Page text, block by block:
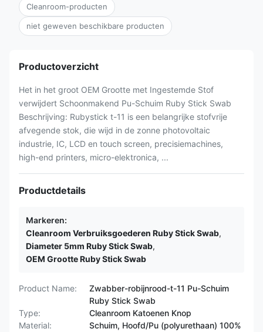
Cleanroom-producten
niet geweven beschikbare producten
Productoverzicht
Het in het groot OEM Grootte met Ingestemde Stof
verwijdert Schoonmakend Pu-Schuim Ruby Stick Swab
Beschrijving: Rubystick t-11 is een belangrijke stofvrije
afvegende stok, die wijd in de zonne photovoltaic
industrie, IC, LCD en touch screen, precisiemachines,
high-end printers, micro-elektronica, ...
Productdetails
Markeren:
Cleanroom Verbruiksgoederen Ruby Stick Swab,
Diameter 5mm Ruby Stick Swab,
OEM Grootte Ruby Stick Swab
Product Name:
Zwabber-robijnrood-t-11 Pu-Schuim
Ruby Stick Swab
Type:
Cleanroom Katoenen Knop
Material:
Schuim, Hoofd/Pu (polyurethaan) 100%